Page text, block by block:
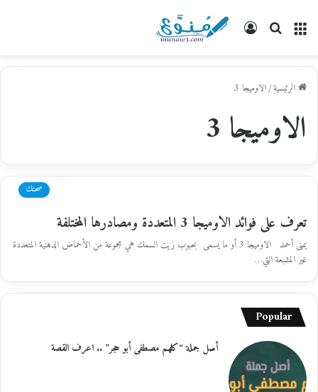
القائمة
بحث
تسجيل
الرئيسية/الاوميجا 3
الاوميجا 3
صحتك
تعرف على فوائد الاوميجا 3 المتعددة ومصادرها المختلفة
يمنى أحمد الاوميجا 3 أو ما يسمى بحبوب زيت السمك هي مجموعة من الأحماض الدهنية المتعددة
غير المشبعة التي…
Popular
أصل جملة “كلهم مصطفى أبو حجر” .. اعرف القصة